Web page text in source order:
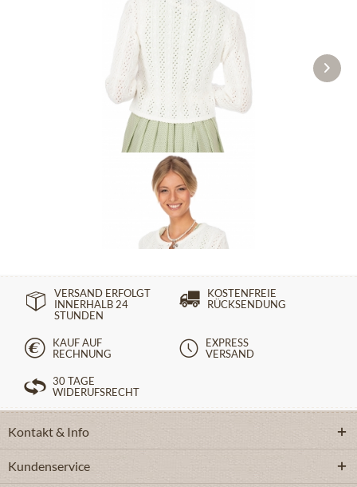
Strickjacke NEUSTADT ecru
ab 69,90 €
VERSAND ERFOLGT
INNERHALB 24
STUNDEN
KOSTENFREIE
RÜCKSENDUNG
KAUF AUF
RECHNUNG
EXPRESS
VERSAND
30 TAGE
WIDERUFSRECHT
Kontakt & Info
Kundenservice